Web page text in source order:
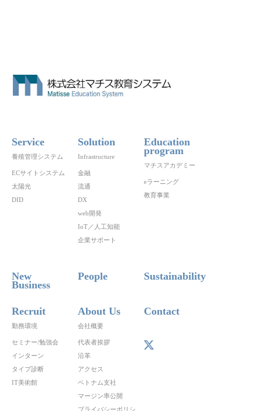
Service
養殖管理システム
ECサイトシステム
太陽光
DID
Solution
Infrastructure
金融
流通
DX
web開発
IoT／人工知能
企業サポート
Education
program
マチスアカデミー
eラーニング
教育事業
New
Business
People Sustainability
Recruit
勤務環境
セミナー/勉強会
インターン
タイプ診断
IT美術館
About Us
会社概要
代表者挨拶
沿革
アクセス
ベトナム支社
マージン率公開
プライバシーポリシ
Contact